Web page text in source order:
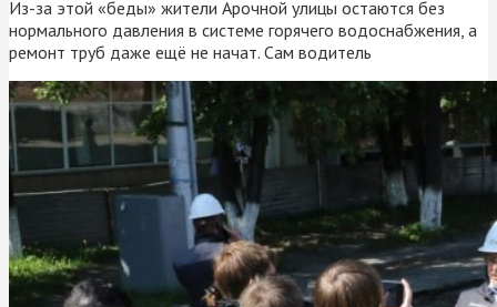
Из-за этой «беды» жители Арочной улицы остаются без
нормального давления в системе горячего водоснабжения, а
ремонт труб даже ещё не начат. Сам водитель